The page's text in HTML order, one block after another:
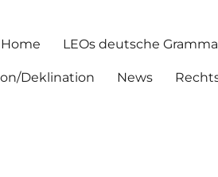
Home LEOs deutsche
Deklination News